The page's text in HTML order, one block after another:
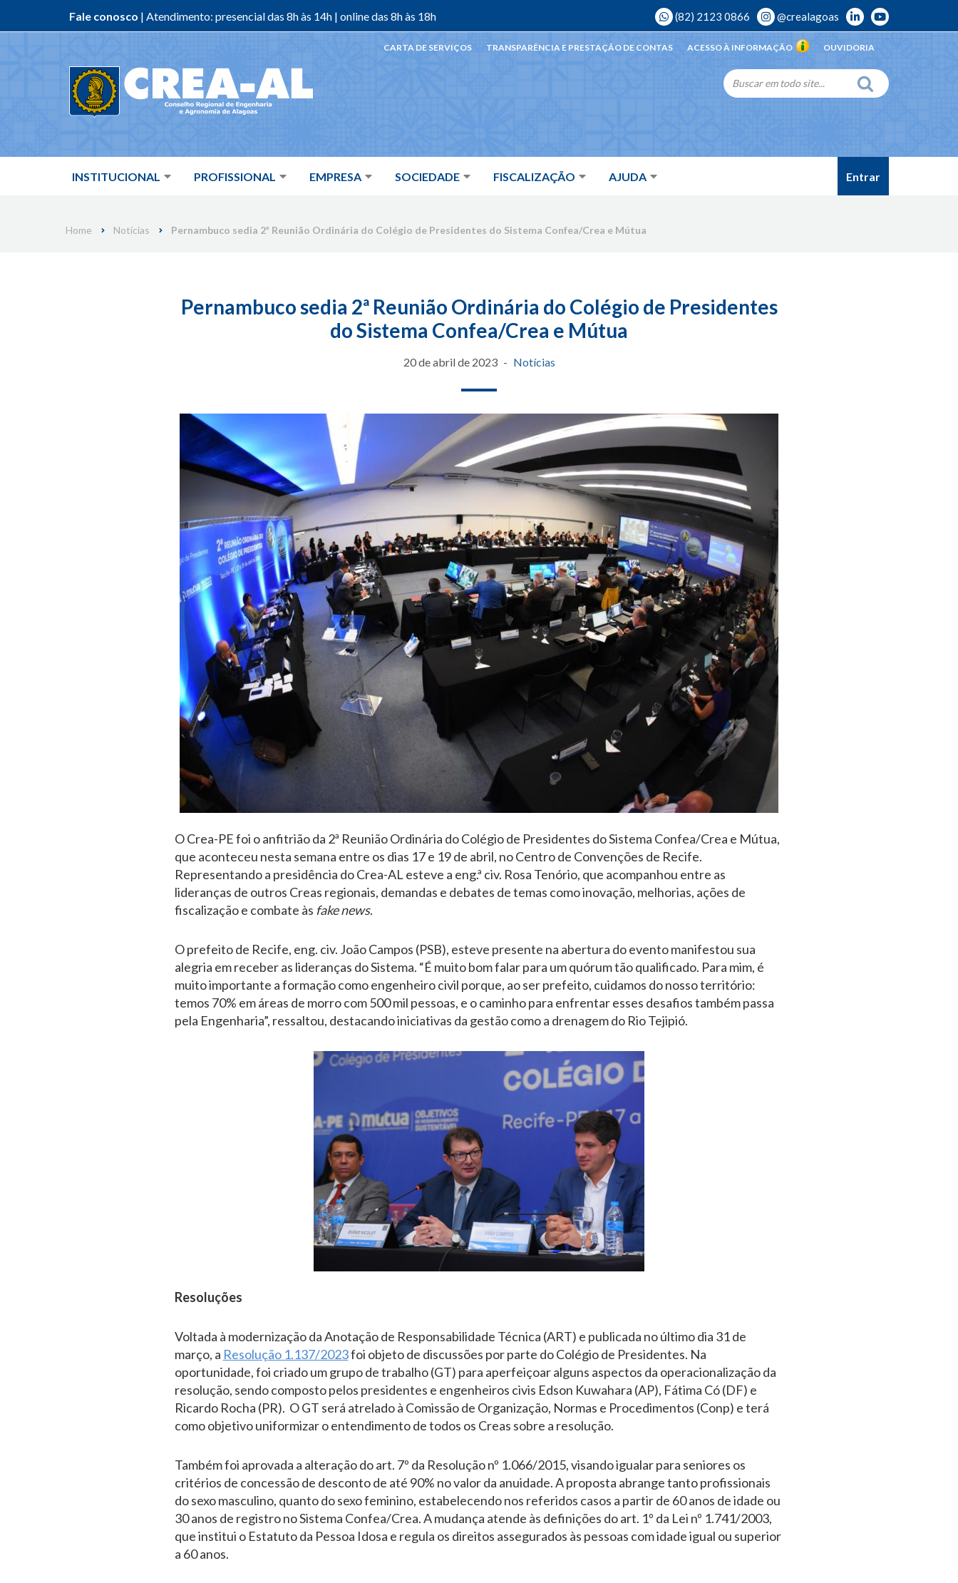
Fale conosco | Atendimento: presencial das 8h às 14h | online das 8h às 18h (82) 2123 0866 @crealagoas
INSTITUCIONAL PROFISSIONAL EMPRESA SOCIEDADE FISCALIZAÇÃO AJUDA
OUVIDORIA
ACESSO À INFORMAÇÃO
TRANSPARÊNCIA E PRESTAÇÃO DE CONTAS
CARTA DE SERVIÇOS
Entrar
Home Notícias Pernambuco sedia 2ª Reunião Ordinária do Colégio de Presidentes do Sistema Confea/Crea e Mútua
Pernambuco sedia 2ª Reunião Ordinária do Colégio de Presidentes
do Sistema Confea/Crea e Mútua
20 de abril de 2023 Notícias
O Crea-PE foi o anfitrião da 2ª Reunião Ordinária do Colégio de Presidentes do Sistema Confea/Crea e Mútua,
que aconteceu nesta semana entre os dias 17 e 19 de abril, no Centro de Convenções de Recife.
Representando a presidência do Crea-AL esteve a eng.ª civ. Rosa Tenório, que acompanhou entre as
lideranças de outros Creas regionais, demandas e debates de temas como inovação, melhorias, ações de
fiscalização e combate às fake news.
O prefeito de Recife, eng. civ. João Campos (PSB), esteve presente na abertura do evento manifestou sua
alegria em receber as lideranças do Sistema. “É muito bom falar para um quórum tão qualificado. Para mim, é
muito importante a formação como engenheiro civil porque, ao ser prefeito, cuidamos do nosso território:
temos 70% em áreas de morro com 500 mil pessoas, e o caminho para enfrentar esses desafios também passa
pela Engenharia”, ressaltou, destacando iniciativas da gestão como a drenagem do Rio Tejipió.
Resoluções
Voltada à modernização da Anotação de Responsabilidade Técnica (ART) e publicada no último dia 31 de
março, a Resolução 1.137/2023foi objeto de discussões por parte do Colégio de Presidentes. Na
oportunidade, foi criado um grupo de trabalho (GT) para aperfeiçoar alguns aspectos da operacionalização da
resolução, sendo composto pelos presidentes e engenheiros civis Edson Kuwahara (AP), Fátima Có (DF) e
Ricardo Rocha (PR). O GT será atrelado à Comissão de Organização, Normas e Procedimentos (Conp) e terá
como objetivo uniformizar o entendimento de todos os Creas sobre a resolução.
Também foi aprovada a alteração do art. 7º da Resolução nº 1.066/2015, visando igualar para seniores os
critérios de concessão de desconto de até 90% no valor da anuidade. A proposta abrange tanto profissionais
do sexo masculino, quanto do sexo feminino, estabelecendo nos referidos casos a partir de 60 anos de idade ou
30 anos de registro no Sistema Confea/Crea. A mudança atende às definições do art. 1º da Lei nº 1.741/2003,
que institui o Estatuto da Pessoa Idosa e regula os direitos assegurados às pessoas com idade igual ou superior
a 60 anos.